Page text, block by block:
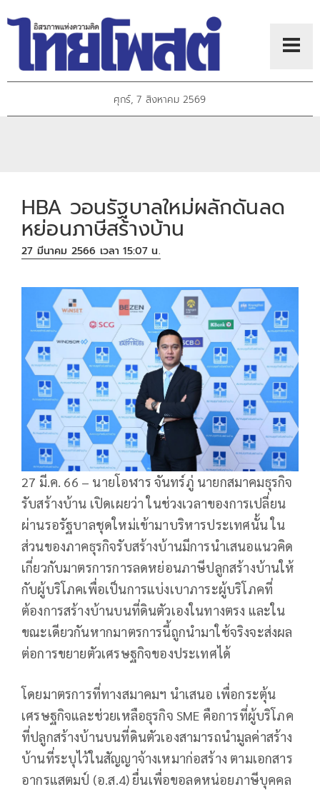
ศุกร์, 7 สิงหาคม 2569
HBA วอนรัฐบาลใหม่ผลักดันลด
หย่อนภาษีสร้างบ้าน
27 มีนาคม 2566 เวลา 15:07 น.
27 มี.ค. 66 – นายโอฬาร จันทร์ภู่ นายกสมาคมธุรกิจ
รับสร้างบ้าน เปิดเผยว่า ในช่วงเวลาของการเปลี่ยน
ผ่านรอรัฐบาลชุดใหม่เข้ามาบริหารประเทศนั้น ใน
ส่วนของภาคธุรกิจรับสร้างบ้านมีการนำเสนอแนวคิด
เกี่ยวกับมาตรการการลดหย่อนภาษีปลูกสร้างบ้านให้
กับผู้บริโภคเพื่อเป็นการแบ่งเบาภาระผู้บริโภคที่
ต้องการสร้างบ้านบนที่ดินตัวเองในทางตรง และใน
ขณะเดียวกันหากมาตรการนี้ถูกนำมาใช้จริงจะส่งผล
ต่อการขยายตัวเศรษฐกิจของประเทศได้
โดยมาตรการที่ทางสมาคมฯ นำเสนอ เพื่อกระตุ้น
เศรษฐกิจและช่วยเหลือธุรกิจ SME คือการที่ผู้บริโภค
ที่ปลูกสร้างบ้านบนที่ดินตัวเองสามารถนำมูลค่าสร้าง
บ้านที่ระบุไว้ในสัญญาจ้างเหมาก่อสร้าง ตามเอกสาร
อากรแสตมป์ (อ.ส.4) ยื่นเพื่อขอลดหน่อยภาษีบุคคล